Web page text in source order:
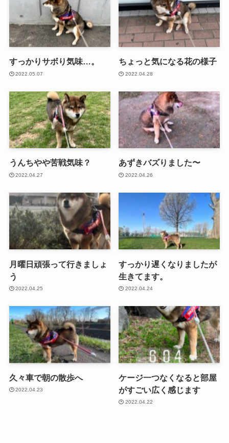
すっかりサボり気味…。
2022.05.07
ちょっと気になる花の様子
2022.04.28
うんちやや苦戦気味？
2022.04.27
あずきバズりました〜
2022.04.26
月曜日頑張って行きましょ
う
2022.04.25
すっかり遅くなりましたが
生きてます。
2022.04.24
久々車で朝の散歩へ
2022.04.23
ケージ一つなくなると部屋
がすごい広く感じます
2022.04.22